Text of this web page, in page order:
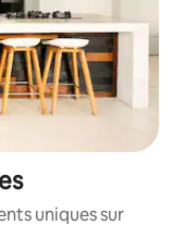
uniques sur